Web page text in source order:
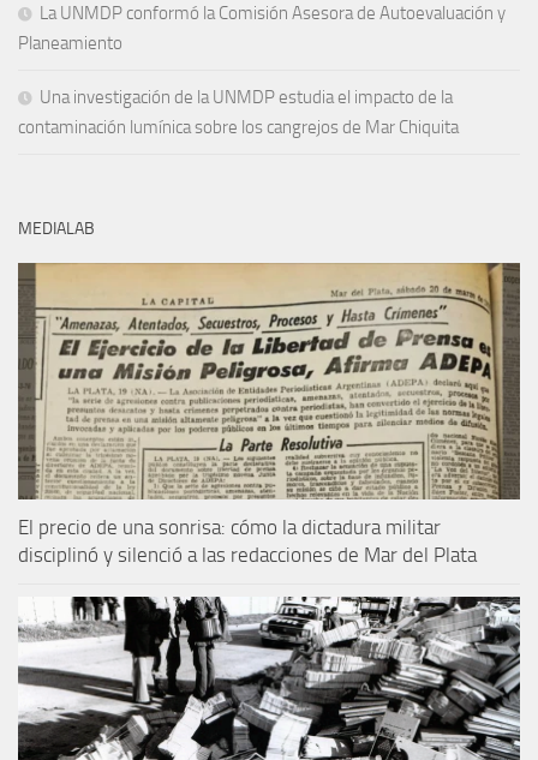
La UNMDP conformó la Comisión Asesora de Autoevaluación y
Planeamiento
Una investigación de la UNMDP estudia el impacto de la
contaminación lumínica sobre los cangrejos de Mar Chiquita
MEDIALAB
El precio de una sonrisa: cómo la dictadura militar
disciplinó y silenció a las redacciones de Mar del Plata